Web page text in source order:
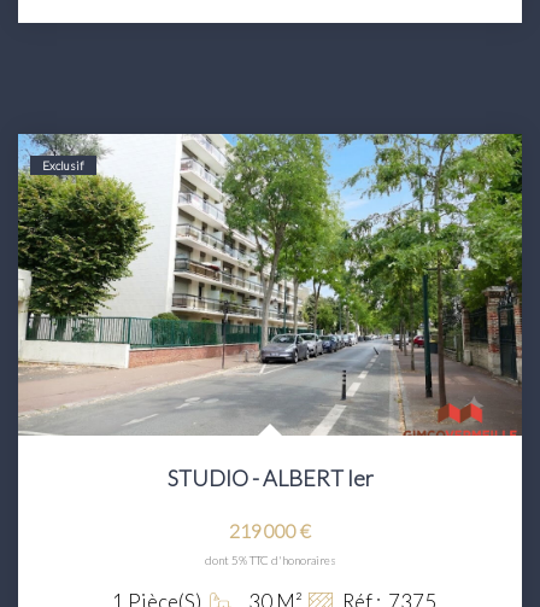
Exclusif
STUDIO - ALBERT Ier
219 000 €
dont 5% TTC d'honoraires